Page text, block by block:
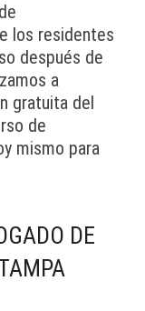
los residentes
después de
a
gratuita del
de
mismo para
DE